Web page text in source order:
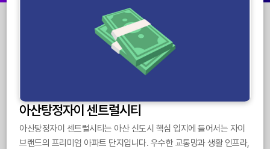
아산탕정자이 센트럴시티
아산탕정자이 센트럴시티는 아산 신도시 핵심 입지에 들어서는 자이
브랜드의 프리미엄 아파트 단지입니다. 우수한 교통망과 생활 인프라,